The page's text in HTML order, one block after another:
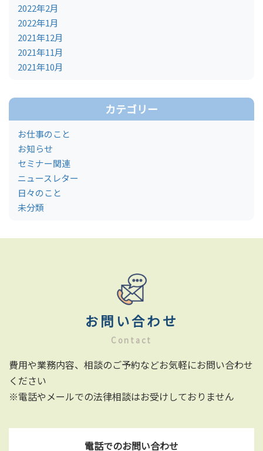
2022年2月
2022年1月
2021年12月
2021年11月
2021年10月
カテゴリー
お仕事のこと
お知らせ
セミナー関連
ニュースレター
日々のこと
未分類
お問い合わせ
Contact
費用や業務内容、相談のご予約などお気軽にお問い合わせ
ください
※電話やメールでの法律相談はお受けしておりません
電話でのお問い合わせ